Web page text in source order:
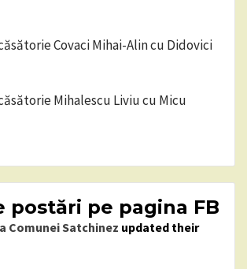
Covaci Mihai-Alin cu Didovici
Mihalescu Liviu cu Micu
postări pe pagina FB
Comunei Satchinez updated their